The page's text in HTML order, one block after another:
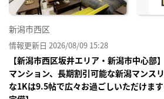
新潟市西区
情報更新日 2026/08/09 15:28
【新潟市西区坂井エリア・新潟市中心部
マンション、長期割引可能な新潟マンス
な1Kは9.5帖で広々お過ごしいただけま